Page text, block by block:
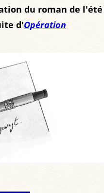
du roman de l'été
d'Opération